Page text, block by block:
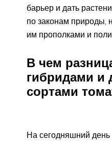
барьер и дать
по законам природы,
им прополками и
В чем
гибридами и
сортами
На сегодняшний день